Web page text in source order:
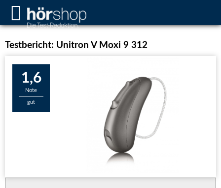
Testbericht: Unitron V Moxi 9 312
1,6
Note
gut